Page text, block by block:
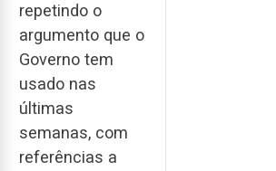
repetindo o
argumento que o
Governo tem
usado nas
últimas
semanas, com
referências a